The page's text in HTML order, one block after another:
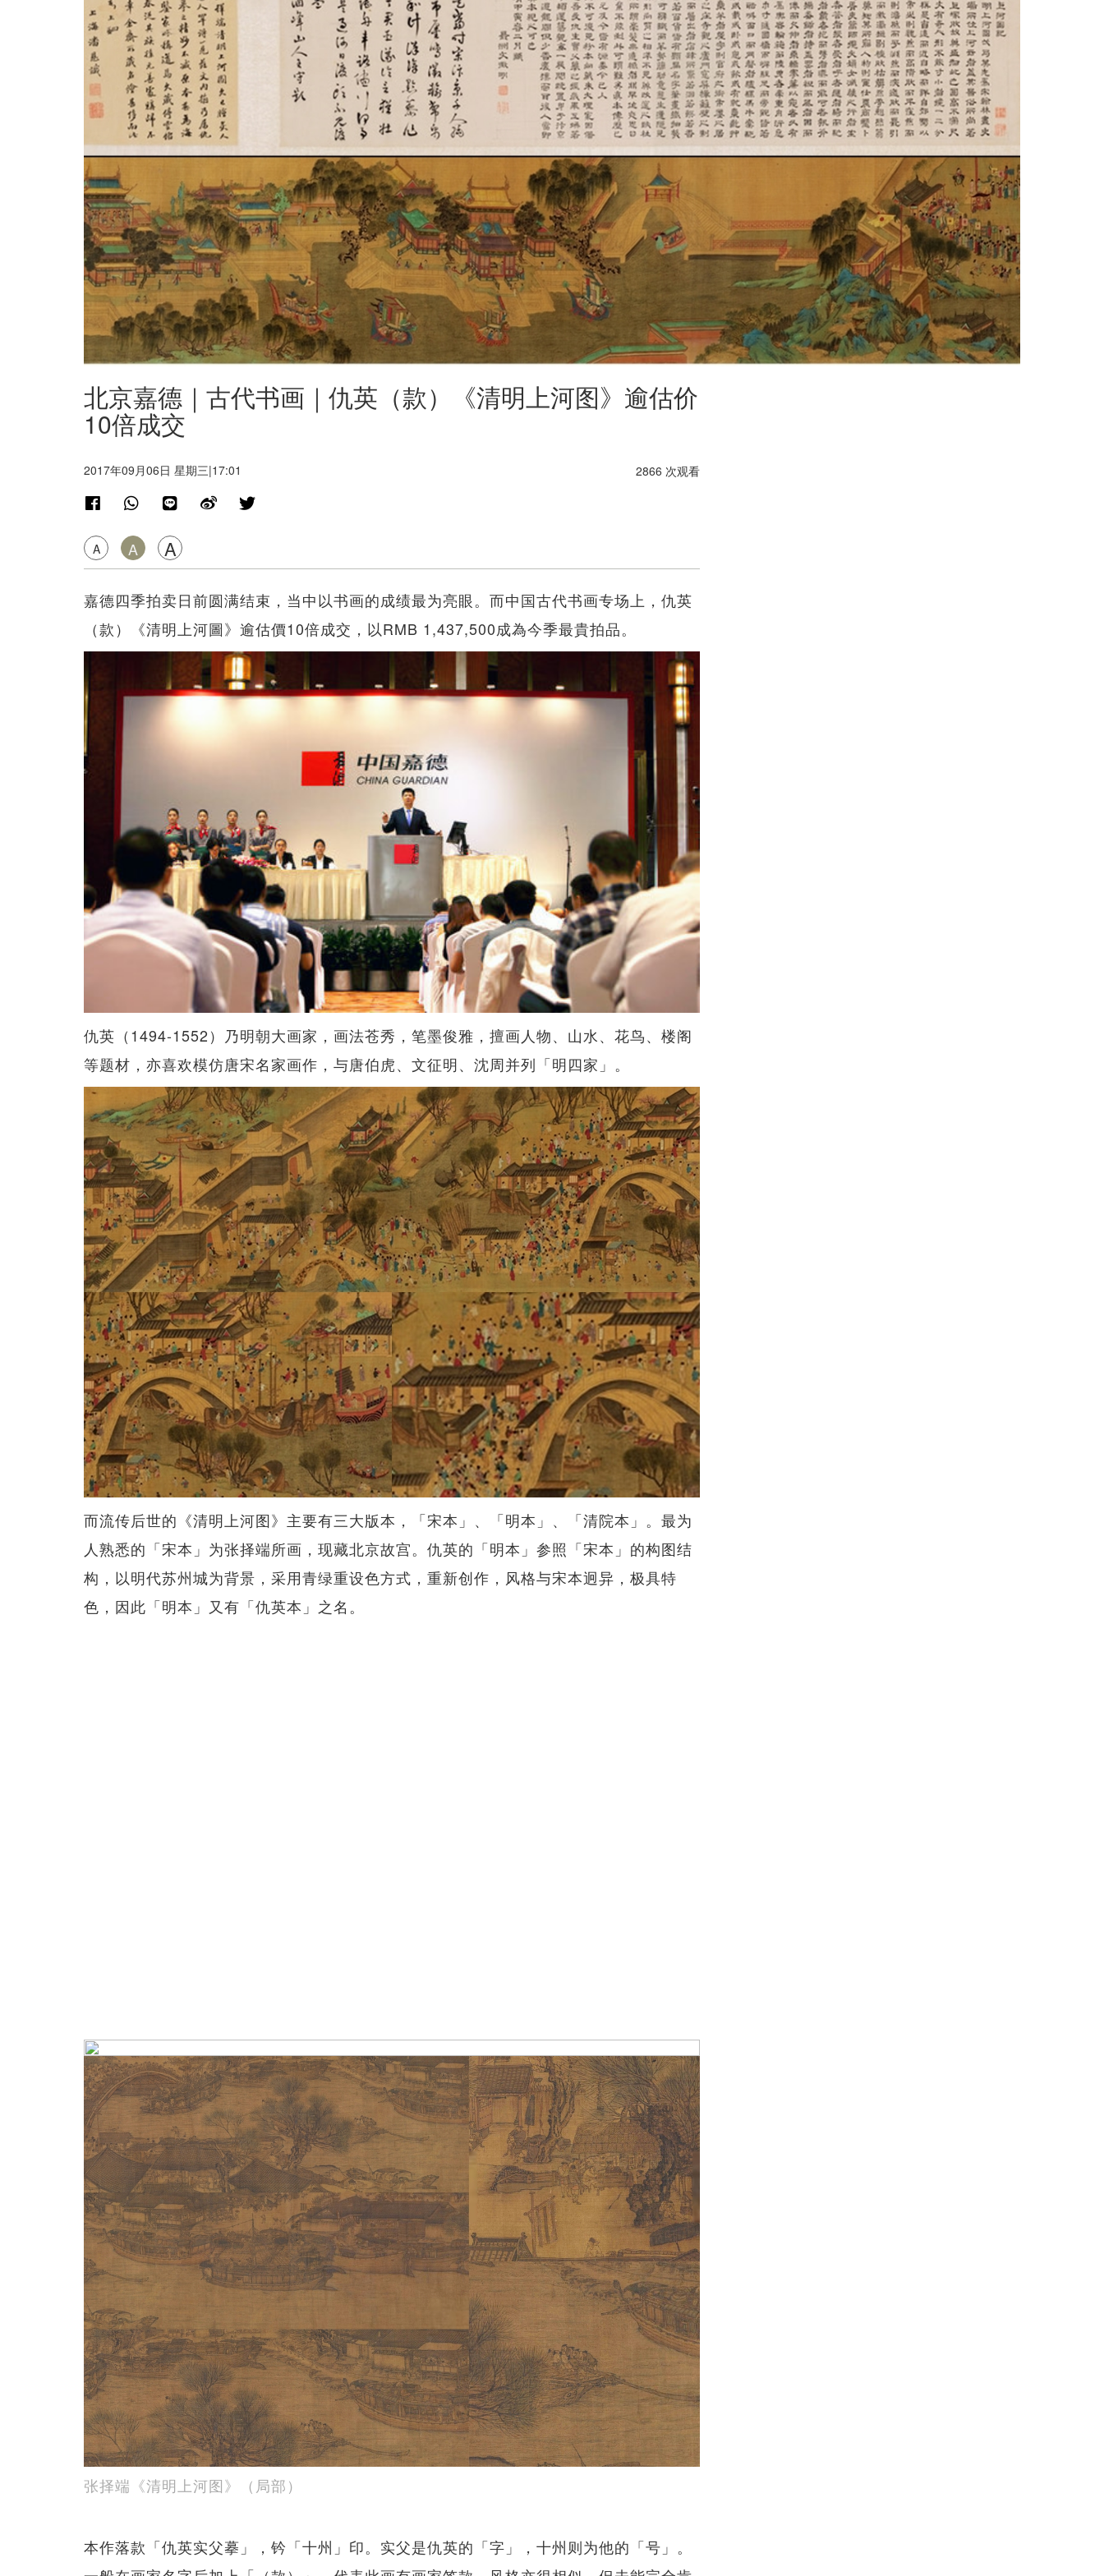
北京嘉德｜古代书画｜仇英（款）《清明上河图》逾估价
10倍成交
2017年09月06日 星期三|17:01
A A A
2866 次观看
嘉德四季拍卖日前圆满结束，当中以书画的成绩最为亮眼。而中国古代书画专场上，仇英
（款）《清明上河圖》逾估價10倍成交，以RMB 1,437,500成為今季最貴拍品。
仇英（1494-1552）乃明朝大画家，画法苍秀，笔墨俊雅，擅画人物、山水、花鸟、楼阁
等题材，亦喜欢模仿唐宋名家画作，与唐伯虎、文征明、沈周并列「明四家」。
而流传后世的《清明上河图》主要有三大版本，「宋本」、「明本」、「清院本」。最为
人熟悉的「宋本」为张择端所画，现藏北京故宫。仇英的「明本」参照「宋本」的构图结
构，以明代苏州城为背景，采用青绿重设色方式，重新创作，风格与宋本迥异，极具特
色，因此「明本」又有「仇英本」之名。
张择端《清明上河图》（局部）
本作落款「仇英实父摹」，钤「十州」印。实父是仇英的「字」，十州则为他的「号」。